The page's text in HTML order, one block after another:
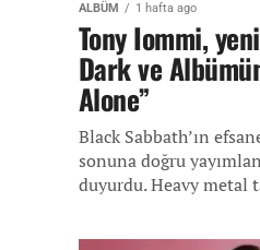
ALBÜM 1 hafta ago
Tony Iommi,
Dark ve
Alone”
Black Sabbath’ın
sonuna doğru
duyurdu. Heavy